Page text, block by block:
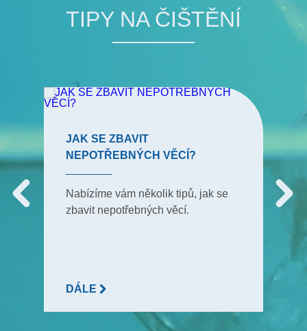
TIPY NA ČIŠTĚNÍ
JAK SE ZBAVIT
NEPOTŘEBNÝCH VĚCÍ?
Nabízíme vám několik tipů, jak se
zbavit nepotřebných věcí.
DÁLE